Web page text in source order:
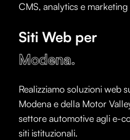
CMS, analytics e marketing
Siti Web per
Modena.
Realizziamo soluzioni web
Modena e della Motor
settore automotive agli e-
siti istituzionali.